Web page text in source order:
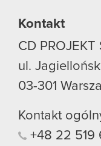
Kontakt
CD PROJEKT
ul.
03-301
Kontakt
+48 22 519